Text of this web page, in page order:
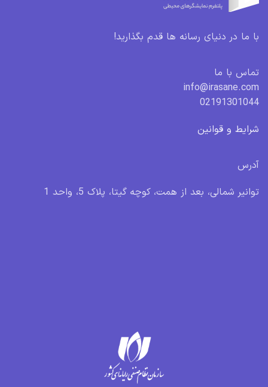
با ما در دنیای رسانه ها قدم بگذارید!
تماس با ما
info@irasane.com
02191301044
شرایط و قوانین
آدرس
توانیر شمالی، بعد از همت، کوچه گیتا، پلاک 5، واحد 1